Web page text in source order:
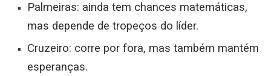
Palmeiras: ainda tem chances matemáticas,
mas depende de tropeços do líder.
Cruzeiro: corre por fora, mas também mantém
esperanças.